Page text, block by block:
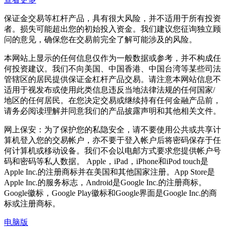
保证金交易等杠杆产品，具有很大风险，并不适用于所有投资
者。损失可能超出您的初始投入资金。我们建议您征询独立顾
问的意见，确保您在交易前完全了解可能涉及的风险。
本网站上显示的任何信息仅作为一般数据或参考，并不构成任
何投资建议。我们不向美国、中国香港、中国台湾等某些司法
管辖区的居民提供保证金杠杆产品交易。请注意本网站信息不
适用于视发布或使用此类信息违反当地法律法规的任何国家/
地区的任何居民。在您决定交易或继续持有任何金融产品前，
请务必阅读理解并同意我们的产品披露声明和其他相关文件。
网上保安：为了保护您的私隐安全，请不要使用公共或共享计
算机登入您的交易帐户，亦不要于登入帐户后将密码保存于任
何计算机或移动设备。我们不会以电邮方式要求您提供帐户号
码和密码等私人数据。 Apple，iPad，iPhone和iPod touch是
Apple Inc.的注册商标并在美国和其他国家注册。App Store是
Apple Inc.的服务标志，Android是Google Inc.的注册商标。
Google徽标，Google Play徽标和Google界面是Google Inc.的商
标或注册商标。
电脑版